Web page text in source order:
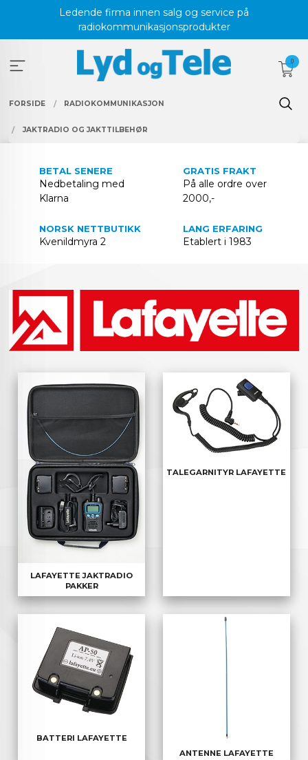
Ledende firma innen salg og service på
radiokommunikasjonsprodukter
0
FORSIDE RADIOKOMMUNIKASJON
JAKTRADIO OG JAKTTILBEHØR
BETAL SENERE
Nedbetaling med
Klarna
GRATIS FRAKT
På alle ordre over
2000,-
NORSK NETTBUTIKK
Kvenildmyra 2
LANG ERFARING
Etablert i 1983
LAFAYETTE JAKTRADIO
PAKKER
TALEGARNITYR LAFAYETTE
BATTERI LAFAYETTE
ANTENNE LAFAYETTE